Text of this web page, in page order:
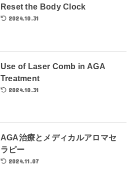
Reset the Body Clock
2024.10.31
Use of Laser Comb in AGA
Treatment
2024.10.31
AGA治療とメディカルアロマセ
ラピー
2024.11.07